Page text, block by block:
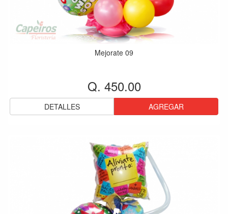
Mejorate 09
Q. 450.00
DETALLES AGREGAR